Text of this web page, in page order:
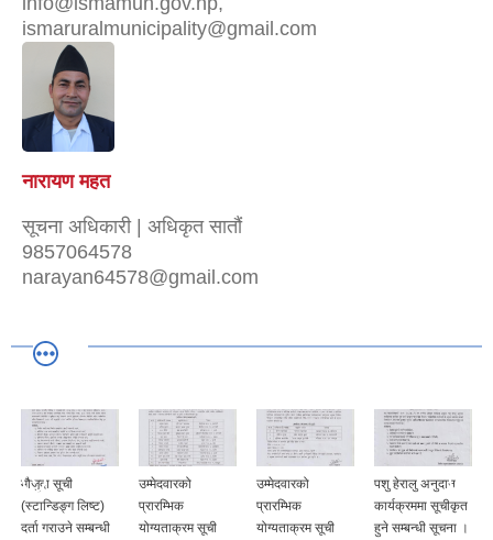
ismaruralmunicipality@gmail.com
नारायण महत
सूचना अधिकारी | अधिकृत सातौं
9857064578
narayan64578@gmail.com
मौजुदा सूची
(स्टान्डिङ्ग लिष्ट)
दर्ता गराउने सम्बन्धी
उम्मेदवारको
प्रारम्भिक
योग्यताक्रम सूची
उम्मेदवारको
प्रारम्भिक
योग्यताक्रम सूची
पशु हेरालु अनुदान
कार्यक्रममा सूचीकृत
हुने सम्बन्धी सूचना ।